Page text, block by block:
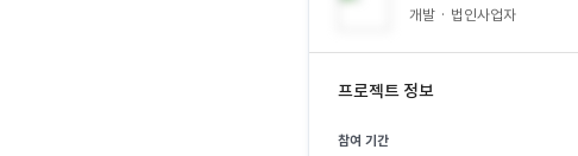
개발 · 법인사업자
프로젝트 정보
참여 기간